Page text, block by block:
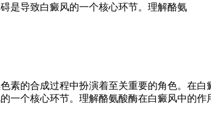
是导致白癜风的一个核心环节。理解酪氨
的合成过程中扮演着至关重要的角色。在白
一个核心环节。理解酪氨酸酶在白癜风中的